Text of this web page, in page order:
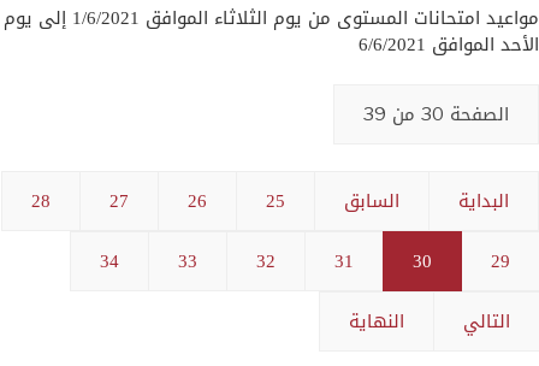
مواعيد امتحانات المستوى من يوم الثلاثاء الموافق 1/6/2021 إلى يوم
الأحد الموافق 6/6/2021
الصفحة 30 من 39
البداية السابق 25
26
27
28
29
30
31
32
33
34
التالي
النهاية